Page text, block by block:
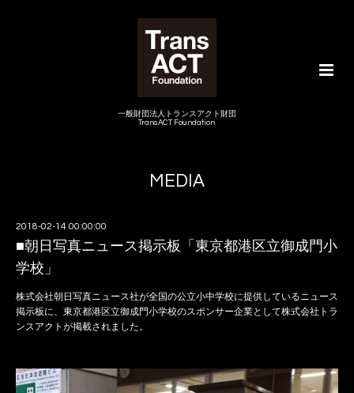
一般財団法人トランスアクト財団
TransACT Foundation
MEDIA
2018-02-14 00:00:00
■朝日写真ニュース掲示板「東京都港区立御成門小
学校」
株式会社朝日写真ニュース社が全国の公立小中学校に提供しているニュース
掲示板に、東京都港区立御成門小学校のスポンサー企業として株式会社トラ
ンスアクトが掲載されました。